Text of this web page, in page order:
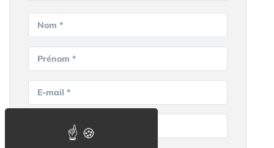
Nom *
Prénom *
E-mail *
Téléphone *